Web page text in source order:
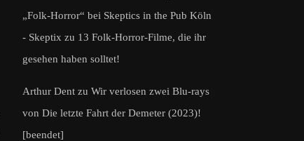
„Folk-Horror“ bei Skeptics in the Pub Köln
- Skeptix zu 13 Folk-Horror-Filme, die ihr
gesehen haben solltet!
Arthur Dent zu Wir verlosen zwei Blu-rays
von Die letzte Fahrt der Demeter (2023)!
[beendet]